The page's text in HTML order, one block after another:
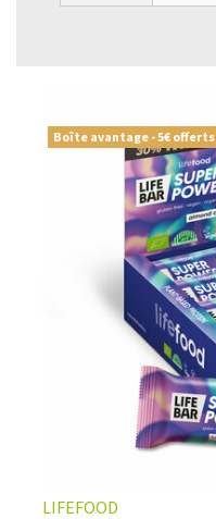
Boîte avantage - 5€ offerts
LIFEFOOD